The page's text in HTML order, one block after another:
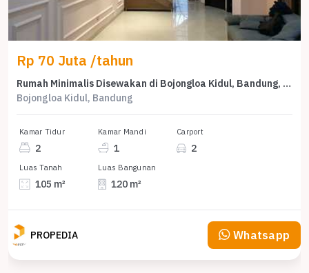
Rp 70 Juta /tahun
Rumah Minimalis Disewakan di Bojongloa Kidul, Bandung, Harga Ekonomis
Bojongloa Kidul, Bandung
Kamar Tidur
2
Kamar Mandi
1
Carport
2
Luas Tanah
105 m²
Luas Bangunan
120 m²
PROPEDIA Whatsapp